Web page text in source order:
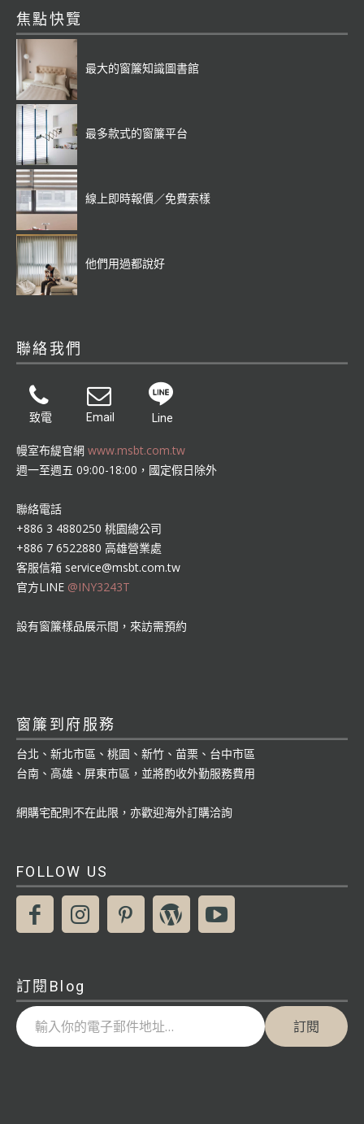
焦點快覽
最大的窗簾知識圖書館
最多款式的窗簾平台
線上即時報價／免費索樣
他們用過都說好
聯絡我們
致電 Email Line
幔室布緹官網 www.msbt.com.tw
週一至週五 09:00-18:00，國定假日除外
聯絡電話
+886 3 4880250 桃園總公司
+886 7 6522880 高雄營業處
客服信箱 service@msbt.com.tw
官方LINE @INY3243T
設有窗簾樣品展示間，來訪需預約
窗簾到府服務
台北、新北市區、桃園、新竹、苗栗、台中市區
台南、高雄、屏東市區，並將酌收外勤服務費用
網購宅配則不在此限，亦歡迎海外訂購洽詢
FOLLOW US
訂閱Blog
輸入你的電子郵件地址…
訂閱